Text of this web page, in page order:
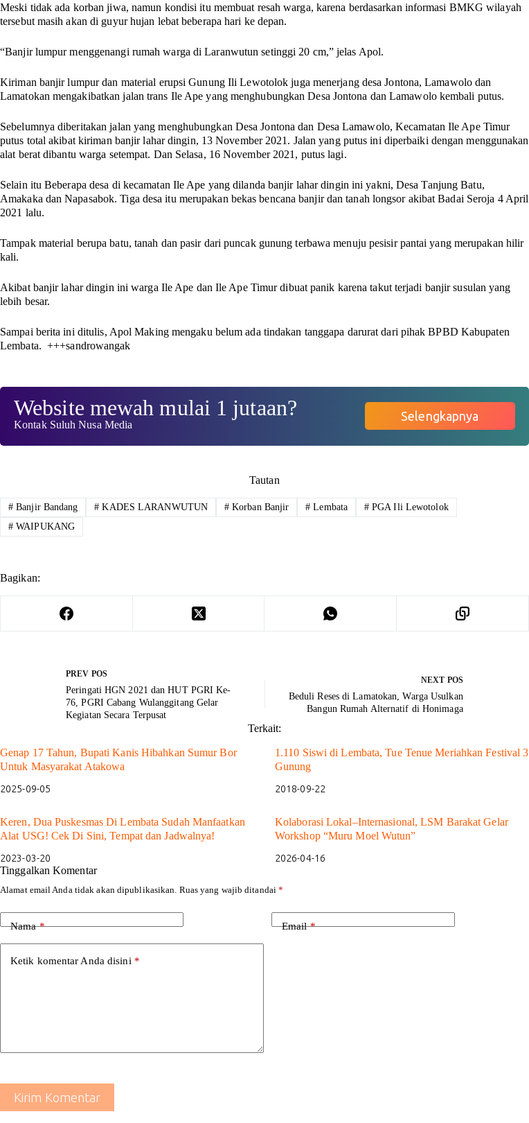
Meski tidak ada korban jiwa, namun kondisi itu membuat resah warga, karena berdasarkan informasi BMKG wilayah
tersebut masih akan di guyur hujan lebat beberapa hari ke depan.
“Banjir lumpur menggenangi rumah warga di Laranwutun setinggi 20 cm,” jelas Apol.
Kiriman banjir lumpur dan material erupsi Gunung Ili Lewotolok juga menerjang desa Jontona, Lamawolo dan
Lamatokan mengakibatkan jalan trans Ile Ape yang menghubungkan Desa Jontona dan Lamawolo kembali putus.
Sebelumnya diberitakan jalan yang menghubungkan Desa Jontona dan Desa Lamawolo, Kecamatan Ile Ape Timur
putus total akibat kiriman banjir lahar dingin, 13 November 2021. Jalan yang putus ini diperbaiki dengan menggunakan
alat berat dibantu warga setempat. Dan Selasa, 16 November 2021, putus lagi.
Selain itu Beberapa desa di kecamatan Ile Ape yang dilanda banjir lahar dingin ini yakni, Desa Tanjung Batu,
Amakaka dan Napasabok. Tiga desa itu merupakan bekas bencana banjir dan tanah longsor akibat Badai Seroja 4 April
2021 lalu.
Tampak material berupa batu, tanah dan pasir dari puncak gunung terbawa menuju pesisir pantai yang merupakan hilir
kali.
Akibat banjir lahar dingin ini warga Ile Ape dan Ile Ape Timur dibuat panik karena takut terjadi banjir susulan yang
lebih besar.
Sampai berita ini ditulis, Apol Making mengaku belum ada tindakan tanggapa darurat dari pihak BPBD Kabupaten
Lembata. +++sandrowangak
Website mewah mulai 1 jutaan?
Kontak Suluh Nusa Media
Selengkapnya
Tautan
# Banjir Bandang # KADES LARANWUTUN #Korban Banjir # Lembata #PGA Ili Lewotolok
# WAIPUKANG
Bagikan:
PREV POS
Peringati HGN 2021 dan HUT PGRI Ke-
76, PGRI Cabang Wulanggitang Gelar
Kegiatan Secara Terpusat
NEXT POS
Beduli Reses di Lamatokan, Warga Usulkan
Bangun Rumah Alternatif di Honimaga
Terkait:
Genap 17 Tahun, Bupati Kanis Hibahkan Sumur Bor
Untuk Masyarakat Atakowa
2025-09-05
1.110 Siswi di Lembata, Tue Tenue Meriahkan Festival 3
Gunung
2018-09-22
Keren, Dua Puskesmas Di Lembata Sudah Manfaatkan
Alat USG! Cek Di Sini, Tempat dan Jadwalnya!
2023-03-20
Kolaborasi Lokal–Internasional, LSM Barakat Gelar
Workshop “Muru Moel Wutun”
2026-04-16
Tinggalkan Komentar
Alamat email Anda tidak akan dipublikasikan. Ruas yang wajib ditandai*
Nama* Email*
Ketik komentar Anda disini *
Kirim Komentar